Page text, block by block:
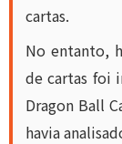
cartas.
No entanto,
de cartas foi
Dragon Ball
havia